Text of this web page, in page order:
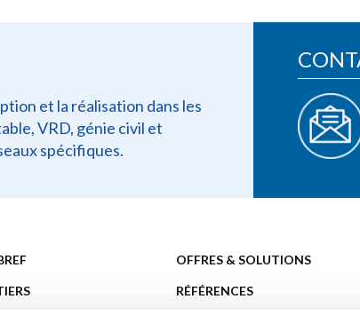
et la réalisation dans les
VRD, génie civil et
spécifiques.
OFFRES & SOLUTIONS
RÉFÉRENCES